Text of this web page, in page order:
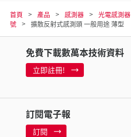
首頁 產品 感測器 光電感測器
號
擴散反射式感測頭 一般用途 薄型
免費下載數萬本技術資料
立即註冊!
訂閱電子報
訂閱